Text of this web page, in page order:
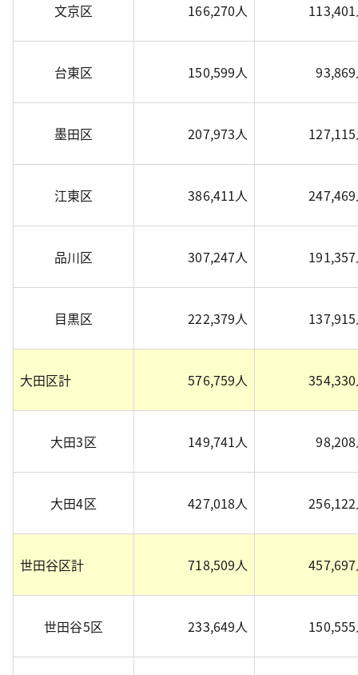
文京区 166,270人
台東区 150,599人
墨田区 207,973人
江東区 386,411人
品川区 307,247人
目黒区 222,379人
大田区計 576,759人
大田3区 149,741人
大田4区 427,018人
世田谷区計 718,509人
世田谷5区 233,649人